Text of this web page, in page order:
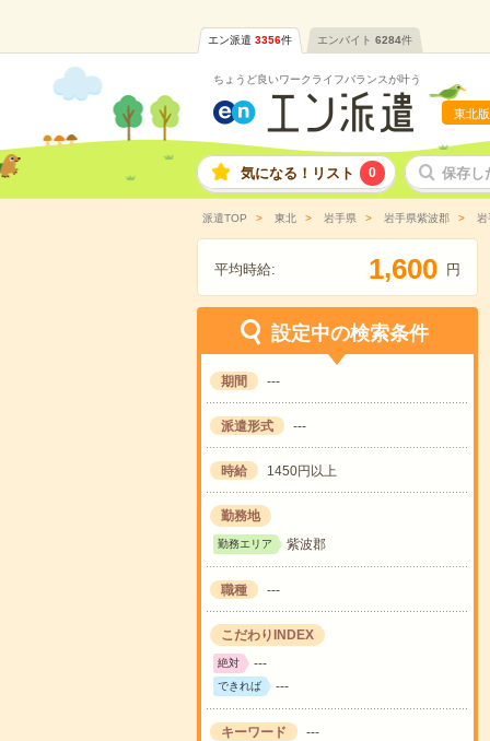
エン派遣 3356件 エンバイト 6284件
ちょうど良いワークライフバランスが叶う
東北版
気になる！リスト 0 保存し
派遣TOP 東北 岩手県 岩手県紫波郡
平均時給: 1,600 円
設定中の検索条件
期間 ---
派遣形式 ---
時給 1450円以上
勤務地
勤務エリア 紫波郡
職種 ---
こだわりINDEX
絶対 ---
できれば ---
キーワード ---